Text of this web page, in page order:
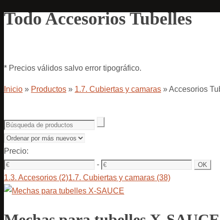
Todo Accesorios Tubelles
* Precios válidos salvo error tipográfico.
Inicio » Productos » 1.7. Cubiertas y camaras »Accesorios
Precio:
-
1.3. Accesorios (2)1.7. Cubiertas y camaras (38)